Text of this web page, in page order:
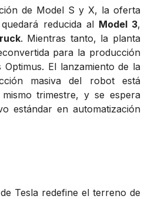
de Model S y X, la oferta
reducida al Model 3,
. Mientras tanto, la planta
para la producción
El lanzamiento de la
masiva del robot está
trimestre, y se espera
estándar en automatización
Tesla redefine el terreno de